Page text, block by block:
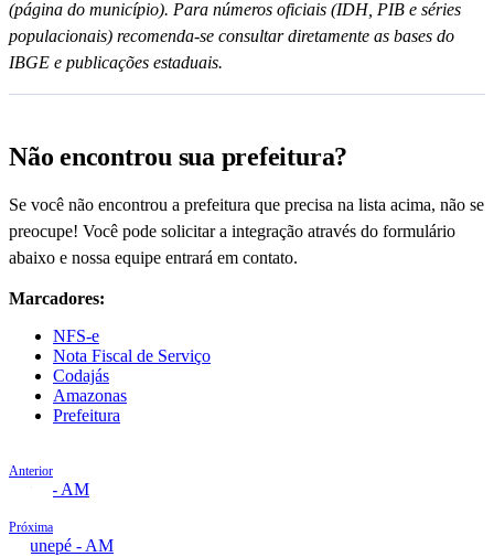
(página do município). Para números oficiais (IDH, PIB e séries
populacionais) recomenda-se consultar diretamente as bases do
IBGE e publicações estaduais.
Não encontrou sua prefeitura?
Se você não encontrou a prefeitura que precisa na lista acima, não se
preocupe! Você pode solicitar a integração através do formulário
abaixo e nossa equipe entrará em contato.
Marcadores:
NFS-e
Nota Fiscal de Serviço
Codajás
Amazonas
Prefeitura
Anterior
Coari - AM
Próxima
Eirunepé - AM